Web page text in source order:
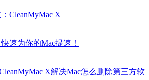
CleanMyMac X
速为你的Mac提速！
X解决Mac怎么删除第三方软